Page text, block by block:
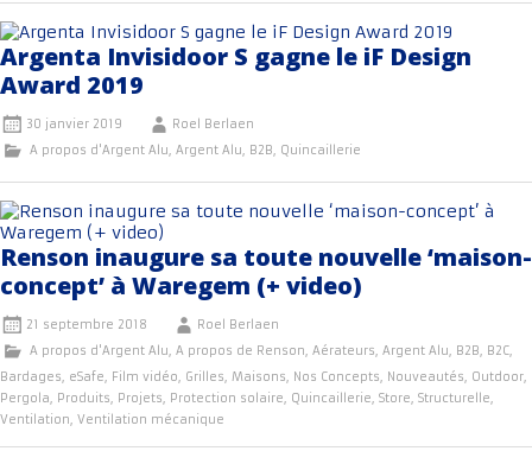
Argenta Invisidoor S gagne le iF Design
Award 2019
30 janvier 2019
Roel Berlaen
A propos d'Argent Alu, Argent Alu, B2B, Quincaillerie
Renson inaugure sa toute nouvelle ‘maison-
concept’ à Waregem (+ video)
21 septembre 2018
Roel Berlaen
A propos d'Argent Alu, A propos de Renson, Aérateurs, Argent Alu, B2B, B2C,
Bardages, eSafe, Film vidéo, Grilles, Maisons, Nos Concepts, Nouveautés, Outdoor,
Pergola, Produits, Projets, Protection solaire, Quincaillerie, Store, Structurelle,
Ventilation, Ventilation mécanique